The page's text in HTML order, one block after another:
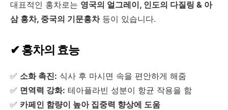
대표적인 홍차로는 영국의 얼그레이, 인도의 다질링 & 아
삼 홍차, 중국의 기문홍차등이 있습니다.
✔ 홍차의 효능
✅ 소화 촉진: 식사 후 마시면 속을 편안하게 해줌
✅ 면역력 강화: 테아플라빈 성분이 항균 작용을 함
✅ 카페인 함량이 높아 집중력 향상에 도움